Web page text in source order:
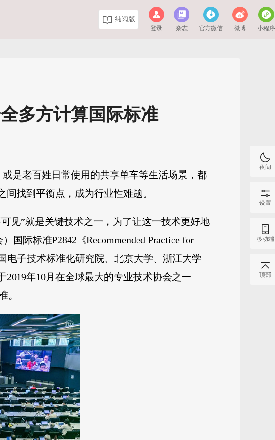
纯阅版
登录 杂志 官方微信 微博 小程序
多方计算国际标准
是老百姓日常使用的共享单车等生活场景，都
找到平衡点，成为行业性难题。
见”就是关键技术之一，为了让这一技术更好地
际标准P2842《Recommended Practice for
电子技术标准化研究院、北京大学、浙江大学
年10月在全球最大的专业技术协会之一
。
夜间
设置
移动端
顶部